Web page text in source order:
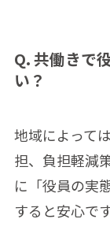
Q. 共働きで
い？
地域によって
担、負担軽減
に「役員の実
すると安心です